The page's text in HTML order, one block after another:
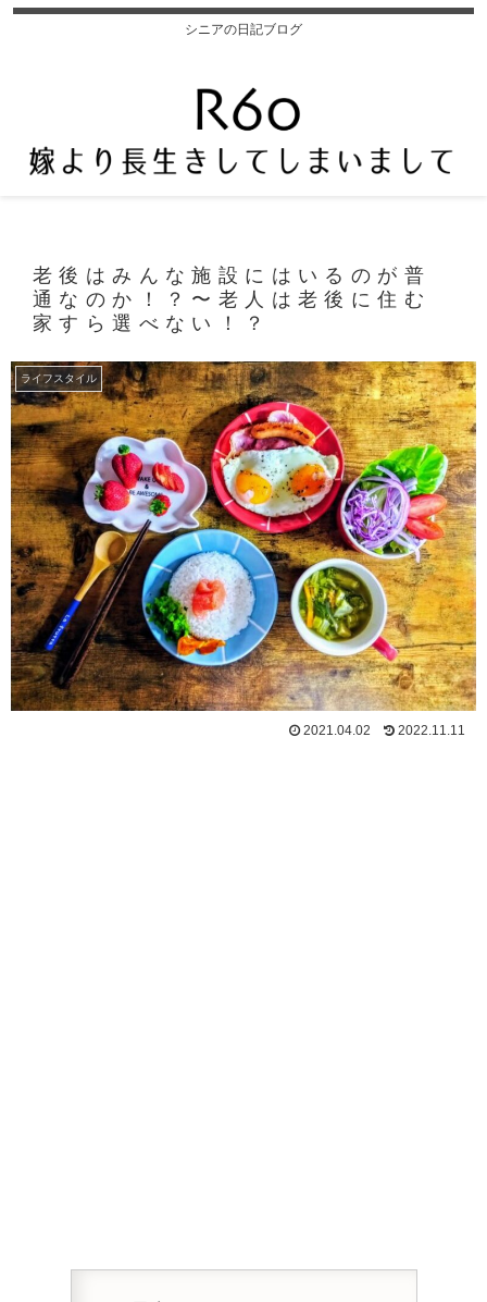
シニアの日記ブログ
老後はみんな施設にはいるのが普
通なのか！？〜老人は老後に住む
家すら選べない！？
ライフスタイル
2021.04.02 2022.11.11